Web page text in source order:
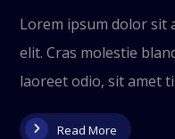
Lorem ipsum dolor sit
elit. Cras molestie
laoreet odio, sit amet
Read More